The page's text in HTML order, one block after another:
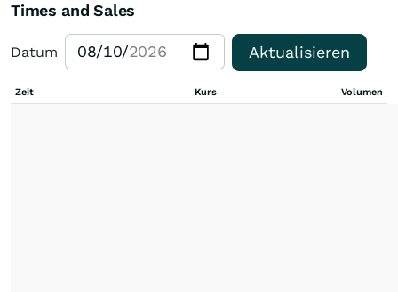
Times and Sales
Datum Aktualisieren
Zeit Kurs Volumen